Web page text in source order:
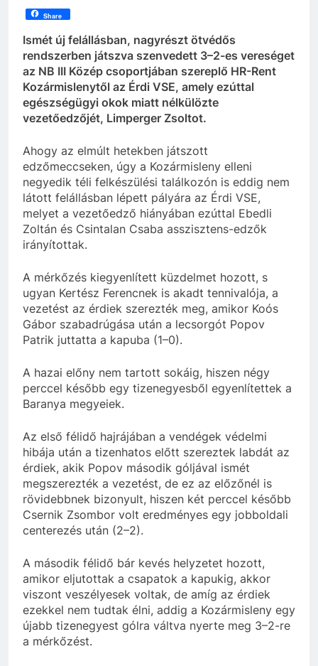
Share
Ismét új felállásban, nagyrészt ötvédős
rendszerben játszva szenvedett 3–2-es vereséget
az NB III Közép csoportjában szereplő HR-Rent
Kozármislenytől az Érdi VSE, amely ezúttal
egészségügyi okok miatt nélkülözte
vezetőedzőjét, Limperger Zsoltot.
Ahogy az elmúlt hetekben játszott
edzőmeccseken, úgy a Kozármisleny elleni
negyedik téli felkészülési találkozón is eddig nem
látott felállásban lépett pályára az Érdi VSE,
melyet a vezetőedző hiányában ezúttal Ebedli
Zoltán és Csintalan Csaba asszisztens-edzők
irányítottak.
A mérkőzés kiegyenlített küzdelmet hozott, s
ugyan Kertész Ferencnek is akadt tennivalója, a
vezetést az érdiek szerezték meg, amikor Koós
Gábor szabadrúgása után a lecsorgót Popov
Patrik juttatta a kapuba (1–0).
A hazai előny nem tartott sokáig, hiszen négy
perccel később egy tizenegyesből egyenlítettek a
Baranya megyeiek.
Az első félidő hajrájában a vendégek védelmi
hibája után a tizenhatos előtt szereztek labdát az
érdiek, akik Popov második góljával ismét
megszerezték a vezetést, de ez az előzőnél is
rövidebbnek bizonyult, hiszen két perccel később
Csernik Zsombor volt eredményes egy jobboldali
centerezés után (2–2).
A második félidő bár kevés helyzetet hozott,
amikor eljutottak a csapatok a kapukig, akkor
viszont veszélyesek voltak, de amíg az érdiek
ezekkel nem tudtak élni, addig a Kozármisleny egy
újabb tizenegyest gólra váltva nyerte meg 3–2-re
a mérkőzést.